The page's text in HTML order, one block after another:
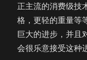
正主流的消费级技
格，更轻的重量等
巨大的进步，并且
会很乐意接受这种